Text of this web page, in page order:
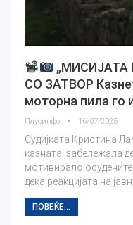
СО ЗАТВОР
моторна пила го
Плусинфо 16/07/2025
Судијката Кристина
казната, забележала
мотивирало
дека реакцијата на
ПОВЕЌЕ...